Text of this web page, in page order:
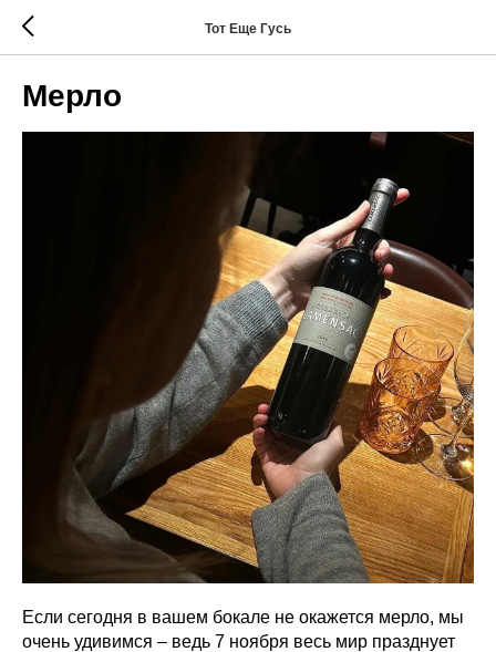
Тот Еще Гусь
Мерло
Если сегодня в вашем бокале не окажется мерло, мы
очень удивимся – ведь 7 ноября весь мир празднует